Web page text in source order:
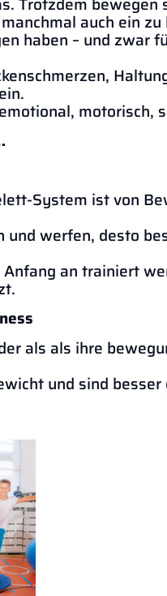
auch ein
haben – und zwar
sein.
motorisch,
System ist von
und werfen, desto
an trainiert
als als ihre
und sind